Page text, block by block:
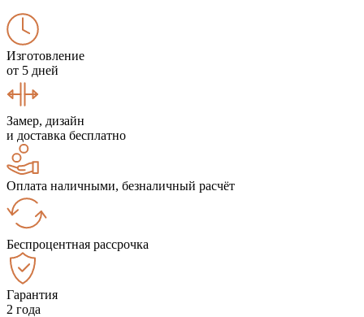
Изготовление
от 5 дней
Замер, дизайн
и доставка бесплатно
Оплата наличными, безналичный расчёт
Беспроцентная рассрочка
Гарантия
2 года